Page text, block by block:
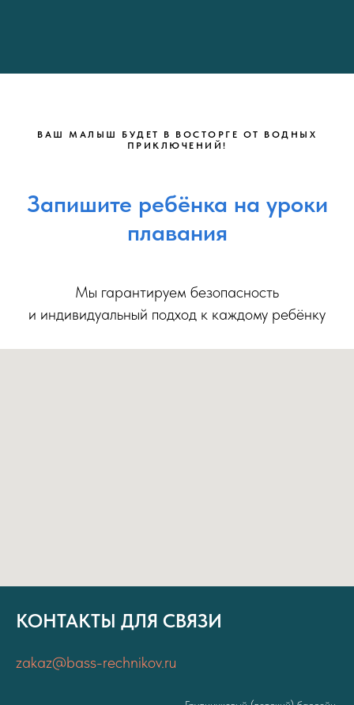
ВАШ МАЛЫШ БУДЕТ В ВОСТОРГЕ ОТ ВОДНЫХ
ПРИКЛЮЧЕНИЙ!
Запишите ребёнка на уроки
плавания
Мы гарантируем безопасность
и индивидуальный подход к каждому ребёнку
КОНТАКТЫ ДЛЯ СВЯЗИ
zakaz@bass-rechnikov.ru